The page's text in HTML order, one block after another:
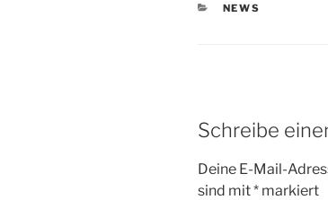
KATEGORIEN
NEWS
Schreibe
Deine E-Mail-
sind mit* markiert